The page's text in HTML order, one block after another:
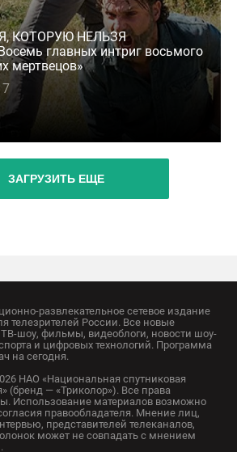
КОТОРУЮ НЕЛЬЗЯ
главных интриг восьмого
мертвецов»
ЗАГРУЗИТЬ ЕЩЕ
развлекательное сетевое издание
телезрителей России. Все новые
шоу, фильмы, видеоблоги, новости шоу-
и цифровых технологий. Программа
на сегодня.
НАО «Национальная спутниковая
(бренд — «Триколор»). Все права
Использование материалов возможно
правообладателя. Мнение лиц,
представителей телеканалов,
может не совпадать с мнением